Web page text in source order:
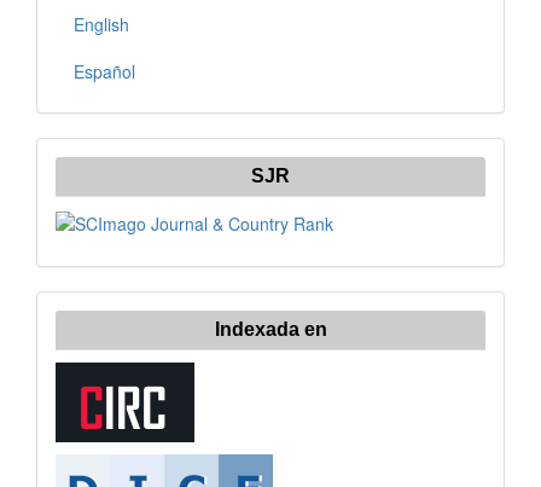
English
Español
SJR
Indexada en